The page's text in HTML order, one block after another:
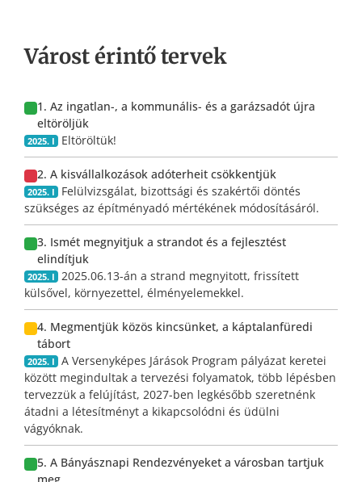
Várost érintő tervek
1. Az ingatlan-, a kommunális- és a garázsadót újra
eltöröljük
2025. I Eltöröltük!
2. A kisvállalkozások adóterheit csökkentjük
2025. I
Felülvizsgálat, bizottsági és szakértői döntés
szükséges az építményadó mértékének módosításáról.
3. Ismét megnyitjuk a strandot és a fejlesztést
elindítjuk
2025. I
2025.06.13-án a strand megnyitott, frissített
külsővel, környezettel, élményelemekkel.
4. Megmentjük közös kincsünket, a káptalanfüredi
tábort
2025. I
A Versenyképes Járások Program pályázat keretei
között megindultak a tervezési folyamatok, több lépésben
tervezzük a felújítást, 2027-ben legkésőbb szeretnénk
átadni a létesítményt a kikapcsolódni és üdülni
vágyóknak.
5. A Bányásznapi Rendezvényeket a városban tartjuk
meg